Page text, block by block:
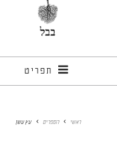
תפריט
ראשי הספרים עץ עשן